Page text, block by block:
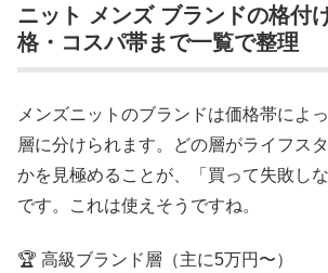
ニット メンズ ブランドの格付
格・コスパ帯まで一覧で整理
メンズニットのブランドは価格帯によ
層に分けられます。どの層がライフス
かを見極めることが、「買って失敗し
です。これは使えそうですね。
🏆 高級ブランド層（主に5万円〜）